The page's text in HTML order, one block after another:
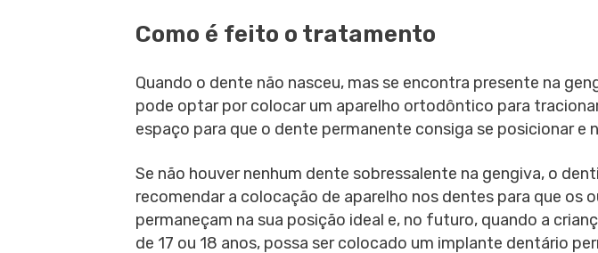
Como é feito o tratamento
Quando o dente não nasceu, mas se encontra presente na
pode optar por colocar um aparelho ortodôntico para
espaço para que o dente permanente consiga se posicionar e
Se não houver nenhum dente sobressalente na gengiva, o
recomendar a colocação de aparelho nos dentes para que os
permaneçam na sua posição ideal e, no futuro, quando a
de 17 ou 18 anos, possa ser colocado um implante dentário